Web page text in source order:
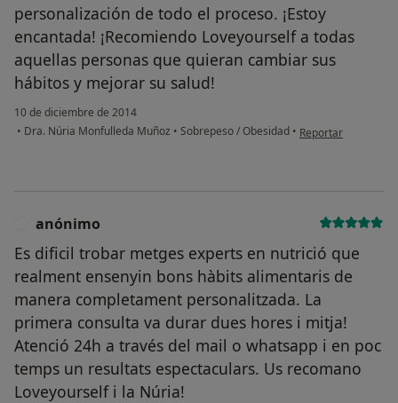
personalización de todo el proceso. ¡Estoy
encantada! ¡Recomiendo Loveyourself a todas
aquellas personas que quieran cambiar sus
hábitos y mejorar su salud!
10 de diciembre de 2014
• Dra. Núria Monfulleda Muñoz • Sobrepeso / Obesidad • en opinión del
Reportar
anónimo
Es dificil trobar metges experts en nutrició que
realment ensenyin bons hàbits alimentaris de
manera completament personalitzada. La
primera consulta va durar dues hores i mitja!
Atenció 24h a través del mail o whatsapp i en poc
temps un resultats espectaculars. Us recomano
Loveyourself i la Núria!